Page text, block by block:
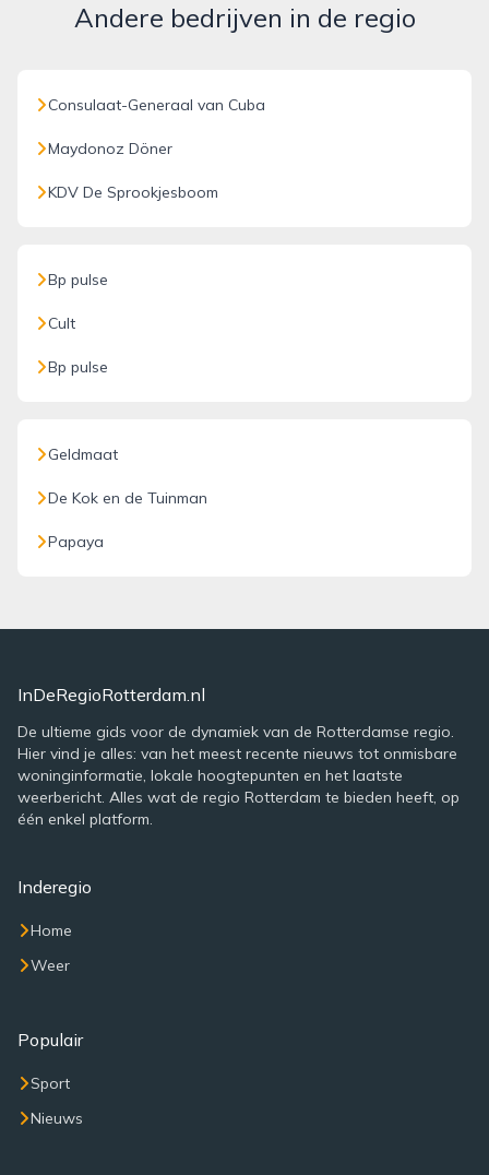
Andere bedrijven in de regio
Consulaat-Generaal van Cuba
Maydonoz Döner
KDV De Sprookjesboom
Bp pulse
Cult
Bp pulse
Geldmaat
De Kok en de Tuinman
Papaya
InDeRegioRotterdam.nl
De ultieme gids voor de dynamiek van de Rotterdamse regio.
Hier vind je alles: van het meest recente nieuws tot onmisbare
woninginformatie, lokale hoogtepunten en het laatste
weerbericht. Alles wat de regio Rotterdam te bieden heeft, op
één enkel platform.
Inderegio
Home
Weer
Populair
Sport
Nieuws